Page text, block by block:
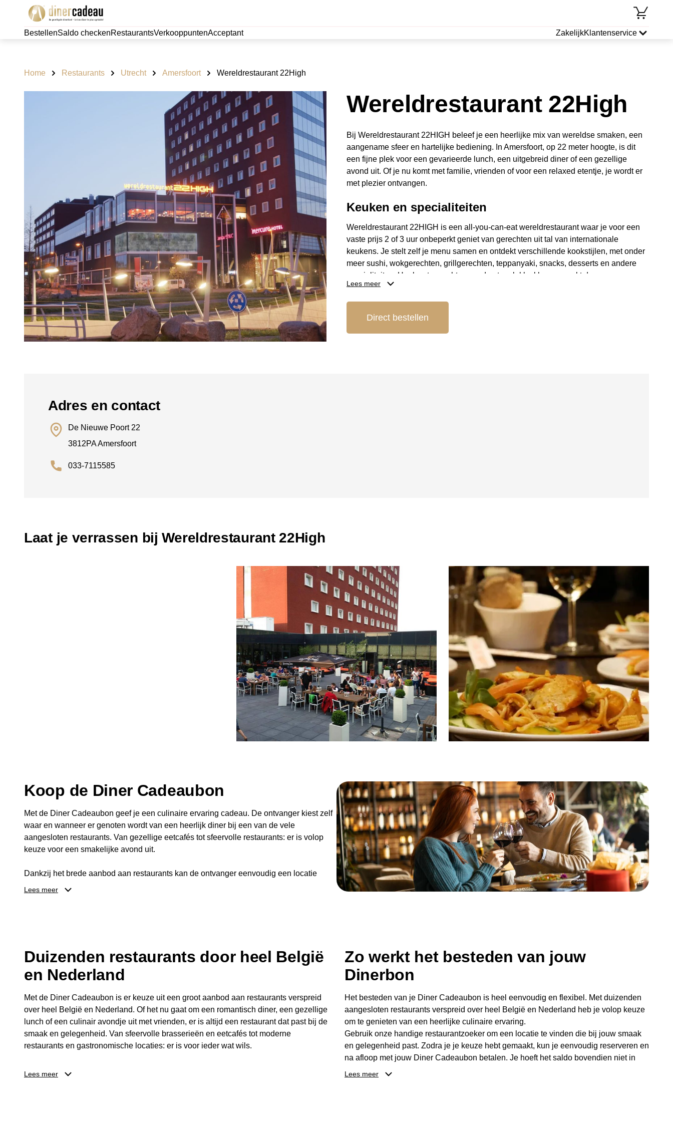
BestellenSaldo checkenRestaurantsVerkooppuntenAcceptant ZakelijkKlantenservice
Home Restaurants Utrecht Amersfoort Wereldrestaurant 22High
Wereldrestaurant 22High
Bij Wereldrestaurant 22HIGH beleef je een heerlijke mix van wereldse smaken, een
aangename sfeer en hartelijke bediening. In Amersfoort, op 22 meter hoogte, is dit
een fijne plek voor een gevarieerde lunch, een uitgebreid diner of een gezellige
avond uit. Of je nu komt met familie, vrienden of voor een relaxed etentje, je wordt er
met plezier ontvangen.
Keuken en specialiteiten
Wereldrestaurant 22HIGH is een all-you-can-eat wereldrestaurant waar je voor een
vaste prijs 2 of 3 uur onbeperkt geniet van gerechten uit tal van internationale
keukens. Je stelt zelf je menu samen en ontdekt verschillende kookstijlen, met onder
meer sushi, wokgerechten, grillgerechten, teppanyaki, snacks, desserts en andere
specialiteiten. Heel wat gerechten worden ter plekke klaargemaakt door
gespecialiseerde koks en alcoholvrije drankjes zijn inbegrepen.
Locatie en bereikbaarheid
Wereldrestaurant 22HIGH is gevestigd aan De Nieuwe Poort 22 in Amersfoort, in het
Contactgegevens
Adres: De Nieuwe Poort 22, 3812 PA Amersfoort
Telefoon: 033 711 5585
E-mail:info@22high.com
Website:www.22high.com
Openingstijden
Maandag: 17:00 – 22:00
Dinsdag: gesloten
Woensdag: 17:00 – 22:00
Donderdag: 17:00 – 22:00
Vrijdag: 17:00 – 22:30
Zaterdag: 16:00 – 22:30
Lees meer
Direct bestellen
Adres en contact
De Nieuwe Poort 22
3812PA Amersfoort
033-7115585
Laat je verrassen bij Wereldrestaurant 22High
Koop de Diner Cadeaubon
Met de Diner Cadeaubon geef je een culinaire ervaring cadeau. De ontvanger kiest zelf
waar en wanneer er genoten wordt van een heerlijk diner bij een van de vele
aangesloten restaurants. Van gezellige eetcafés tot sfeervolle restaurants: er is volop
keuze voor een smakelijke avond uit.
Dankzij het brede aanbod aan restaurants kan de ontvanger eenvoudig een locatie
kiezen die past bij de smaak en gelegenheid. Zo geeft de Diner Cadeaubon niet alleen
Lees meer
Duizenden restaurants door heel België
en Nederland
Met de Diner Cadeaubon is er keuze uit een groot aanbod aan restaurants verspreid
over heel België en Nederland. Of het nu gaat om een romantisch diner, een gezellige
lunch of een culinair avondje uit met vrienden, er is altijd een restaurant dat past bij de
smaak en gelegenheid. Van sfeervolle brasserieën en eetcafés tot moderne
restaurants en gastronomische locaties: er is voor ieder wat wils.
Dankzij het brede aanbod is er altijd een restaurant in de buurt, bijvoorbeeld in
Lees meer
Zo werkt het besteden van jouw
Dinerbon
Het besteden van je Diner Cadeaubon is heel eenvoudig en flexibel. Met duizenden
aangesloten restaurants verspreid over heel België en Nederland heb je volop keuze
om te genieten van een heerlijke culinaire ervaring.
Gebruik onze handige restaurantzoeker om een locatie te vinden die bij jouw smaak
en gelegenheid past. Zodra je je keuze hebt gemaakt, kun je eenvoudig reserveren en
na afloop met jouw Diner Cadeaubon betalen. Je hoeft het saldo bovendien niet in
één keer te besteden. Het resterende bedrag blijft gewoon op de bon staan en kan
Lees meer